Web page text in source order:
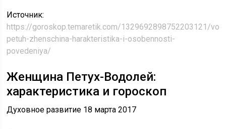
Источник:
https://goroskop.temaretik.com/1329692898752203121/
petuh-zhenschina-harakteristika-i-osobennosti-
povedeniya/
Женщина Петух-Водолей:
характеристика и гороскоп
Духовное развитие 18 марта 2017